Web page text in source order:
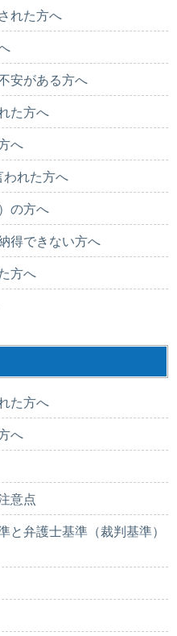
れた方へ
安がある方へ
た方へ
へ
れた方へ
の方へ
得できない方へ
方へ
た方へ
へ
意点
弁護士基準（裁判基準）